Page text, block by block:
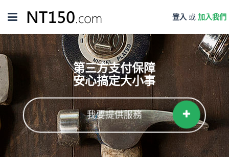
Toggle
navigation
登入 或 加入我們
第三方支付保障
安心搞定大小事
我要提供服務